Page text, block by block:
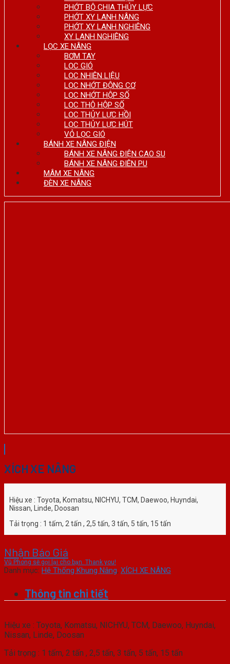
PHỚT BỘ CHIA THỦY LỰC
PHỚT XY LANH NÂNG
PHỚT XY LANH NGHIÊNG
XY LANH NGHIÊNG
LỌC XE NÂNG
BƠM TAY
LỌC GIÓ
LỌC NHIÊN LIỆU
LỌC NHỚT ĐỘNG CƠ
LỌC NHỚT HỘP SỐ
LỌC THÔ HỘP SỐ
LỌC THỦY LỰC HỒI
LỌC THỦY LỰC HÚT
VỎ LỌC GIÓ
BÁNH XE NÂNG ĐIỆN
BÁNH XE NÂNG ĐIỆN CAO SU
BÁNH XE NÂNG ĐIÊN PU
MÂM XE NÂNG
ĐÈN XE NÂNG
XÍCH XE NÂNG
Hiệu xe : Toyota, Komatsu, NICHYU, TCM, Daewoo, Huyndai,
Nissan, Linde, Doosan
Tải trọng : 1 tấm, 2 tấn , 2,5 tấn, 3 tấn, 5 tấn, 15 tấn
Nhận Báo Giá
Vũ Phong sẽ gọi lại cho bạn. Thank you!
Danh mục: Hệ Thống Khung Nâng, XÍCH XE NÂNG
Thông tin chi tiết
Hiệu xe : Toyota, Komatsu, NICHYU, TCM, Daewoo, Huyndai,
Nissan, Linde, Doosan
Tải trọng : 1 tấm, 2 tấn , 2,5 tấn, 3 tấn, 5 tấn, 15 tấn